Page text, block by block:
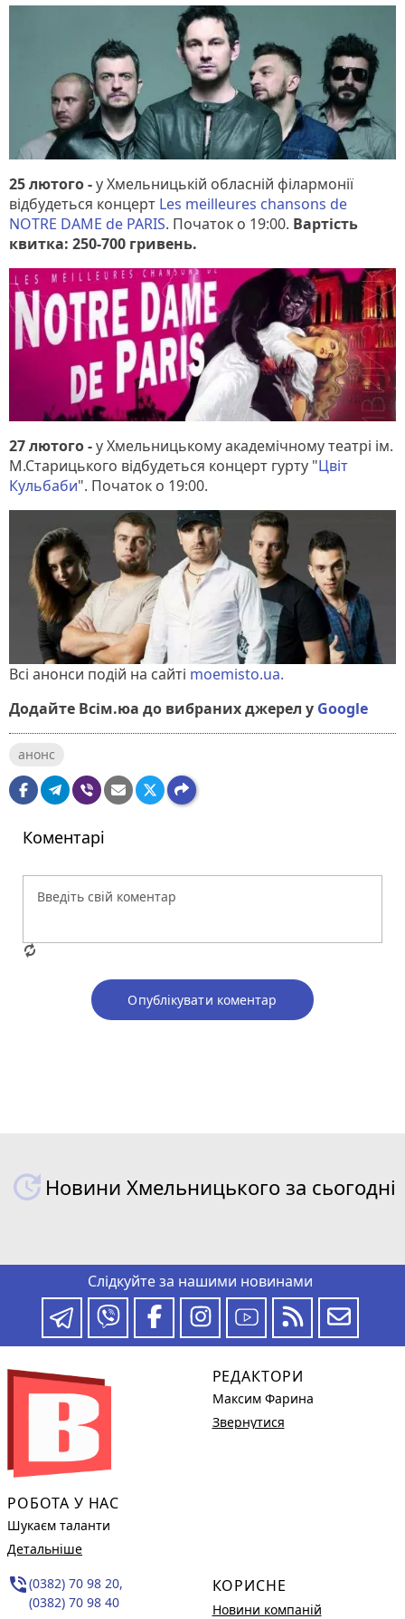
25 лютого -у Хмельницькій обласній філармонії
відбудеться концерт Les meilleures chansons de
NOTRE DAME de PARIS. Початок о 19:00. Вартість
квитка: 250-700 гривень.
27 лютого -у Хмельницькому академічному театрі ім.
М.Старицького відбудеться концерт гурту "Цвіт
Кульбаби". Початок о 19:00.
Всі анонси подій на сайті moemisto.ua.
Додайте Всім.юа до вибраних джерел у Google
анонс
Коментарі
Опублікувати коментар
Новини Хмельницького за сьогодні
Слідкуйте за нашими новинами
РОБОТА У НАС
Шукаєм таланти
Детальніше
phone_in_talk(0382) 70 98 20,
(0382) 70 98 40
РЕДАКТОРИ
Максим Фарина
Звернутися
КОРИСНЕ
Новини компаній